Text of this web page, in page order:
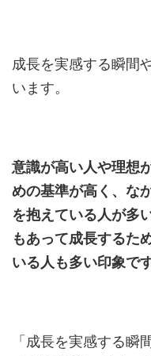
成長を実感する瞬間
います。
意識が高い人や理想
めの基準が高く、な
を抱えている人が多
もあって成長するた
いる人も多い印象です
「成長を実感する瞬